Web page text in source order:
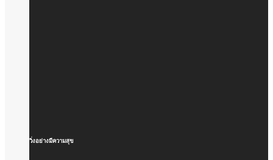
วิ่งอย่างมีความสุข